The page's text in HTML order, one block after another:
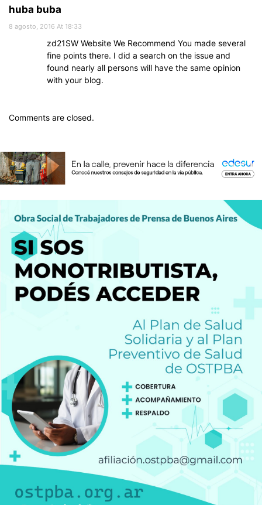
huba buba
8 agosto, 2016 At 18:33
zd21SW Website We Recommend You made several
fine points there. I did a search on the issue and
found nearly all persons will have the same opinion
with your blog.
Comments are closed.